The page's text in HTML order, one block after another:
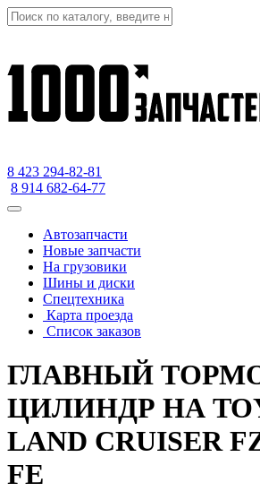
8 423 294-82-81
8 914 682-64-77
Автозапчасти
Новые запчасти
На грузовики
Шины и диски
Спецтехника
Карта проезда
Список заказов
ГЛАВНЫЙ
ЦИЛИНДР НА
LAND CRUISER
FE